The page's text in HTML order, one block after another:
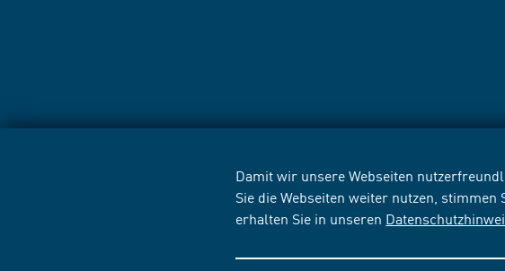
Damit wir unsere Webseiten
Sie die Webseiten weiter nutzen,
erhalten Sie in unseren